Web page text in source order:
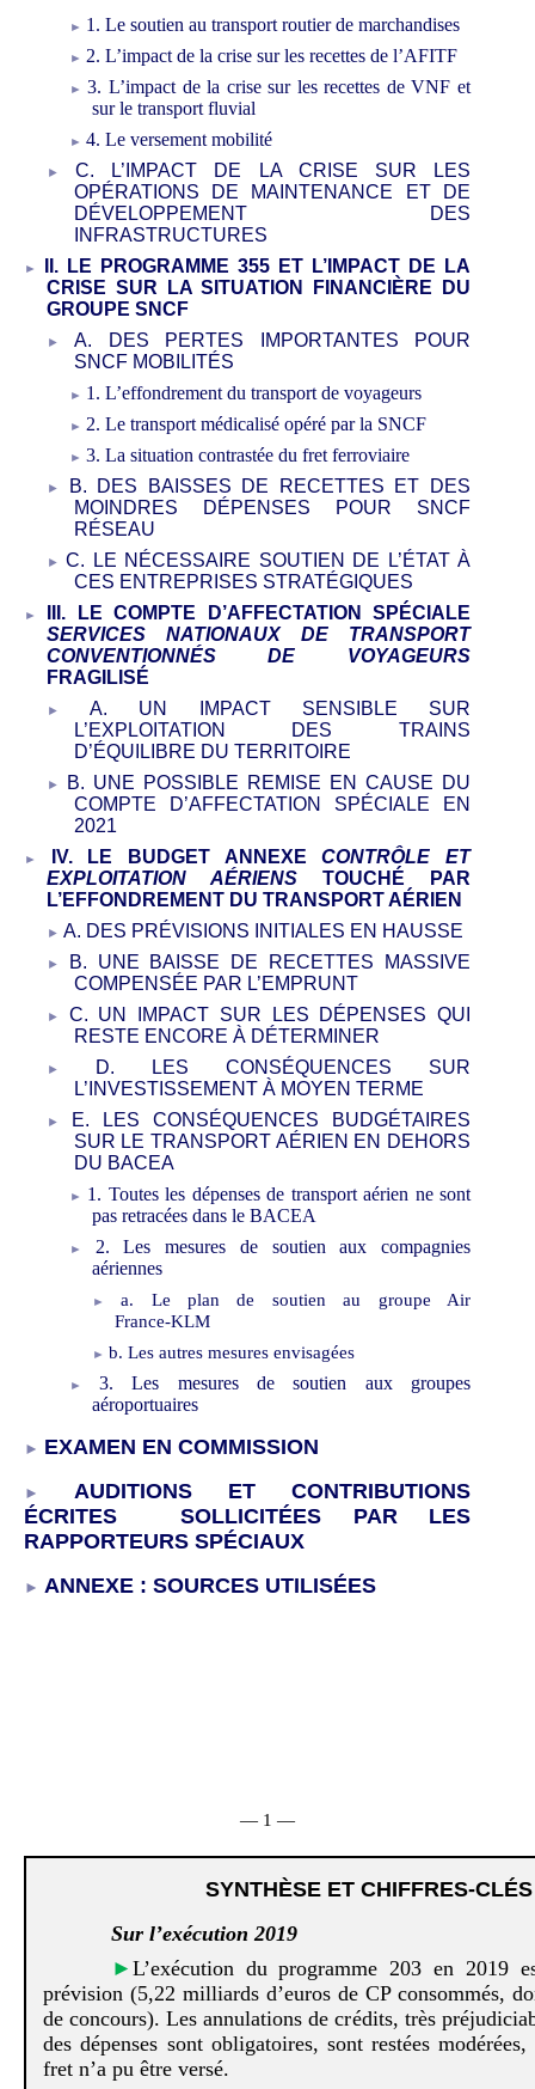
1. Le soutien au transportroutierdemarchandises
2. L’impact de la crise sur les recettes de l’AFITF
3. L’impact de la crise sur les recettes de VNF et
sur le transport fluvial
4. Le versementmobilité
C.
L’IMPACT DE LA CRISE SUR LES
OPÉRATIONS DE MAINTENANCE ET DE
DÉVELOPPEMENT DES
INFRASTRUCTURES
II. LE PROGRAMME 355 ET L’IMPACT DE LA
CRISE SUR LA SITUATION FINANCIÈRE DU
GROUPE SNCF
A.
DES PERTES IMPORTANTES POUR
SNCF MOBILITÉS
1. L’effondrement du transport de voyageurs
2. Le transport médicaliséopéré par la SNCF
3. La situation contrastéedu fret ferroviaire
B.
DES BAISSES DE RECETTES ET DES
MOINDRES DÉPENSES POUR SNCF
RÉSEAU
C.
LE NÉCESSAIRE SOUTIEN DE L’ÉTAT À
CES ENTREPRISES STRATÉGIQUES
III.
LE COMPTE D’AFFECTATION SPÉCIALE
SERVICES NATIONAUX DE TRANSPORT
CONVENTIONNÉS DE VOYAGEURS
FRAGILISÉ
A.
UN IMPACT SENSIBLE SUR
L’EXPLOITATION DES TRAINS
D’ÉQUILIBRE DU TERRITOIRE
B. UNE POSSIBLE REMISE EN CAUSE DU
COMPTE D’AFFECTATION SPÉCIALE EN
2021
IV.
LE BUDGET ANNEXECONTRÔLE ET
EXPLOITATION AÉRIENSTOUCHÉ PAR
L’EFFONDREMENT DU TRANSPORT AÉRIEN
A. DES PRÉVISIONS INITIALES EN HAUSSE
B.
UNE BAISSE DE RECETTES MASSIVE
COMPENSÉE PAR L’EMPRUNT
C. UN IMPACT SUR LES DÉPENSES QUI
RESTE ENCORE À DÉTERMINER
D.
LES CONSÉQUENCES SUR
L’INVESTISSEMENT À MOYEN TERME
E.
LES CONSÉQUENCES BUDGÉTAIRES
SUR LE TRANSPORT AÉRIEN EN DEHORS
DU BACEA
1. Toutes les dépenses de transportaérien ne sont
pas retracées dans le BACEA
2.
Les mesures desoutienaux compagnies
aériennes
a.
Le plan de soutien au groupe Air
France‑KLM
b. Les autres mesures envisagées
3.
Les mesures de soutien aux groupes
aéroportuaires
EXAMEN EN COMMISSION
AUDITIONS ET CONTRIBUTIONS
ÉCRITES
SOLLICITÉES PAR LES
RAPPORTEURS SPÉCIAUX
ANNEXE : SOURCES UTILISÉES
— 1 —
SYNTHÈSE ET CHIFFRES-CLÉS
Sur l’exécution 2019
► L’exécution du programme 203 en 2019
prévision (5,22 milliards d’euros de CP consommés,
de concours). Les annulations de crédits, très
des dépenses sont obligatoires, sont restées
fret n’a pu être versé.